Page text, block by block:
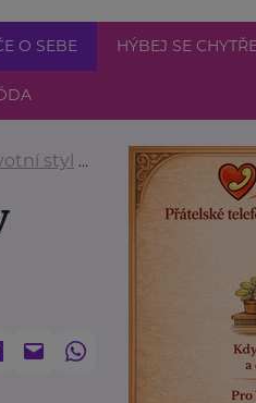
O SEBE HÝBEJ SE
styl Odborníci